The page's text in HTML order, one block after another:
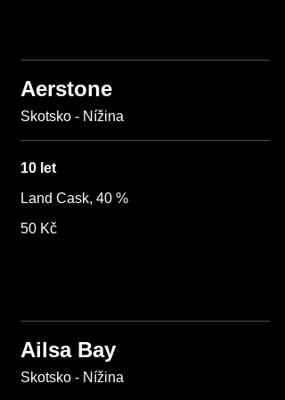
Aerstone
Skotsko - Nížina
10 let
Land Cask, 40 %
50 Kč
Ailsa Bay
Skotsko - Nížina